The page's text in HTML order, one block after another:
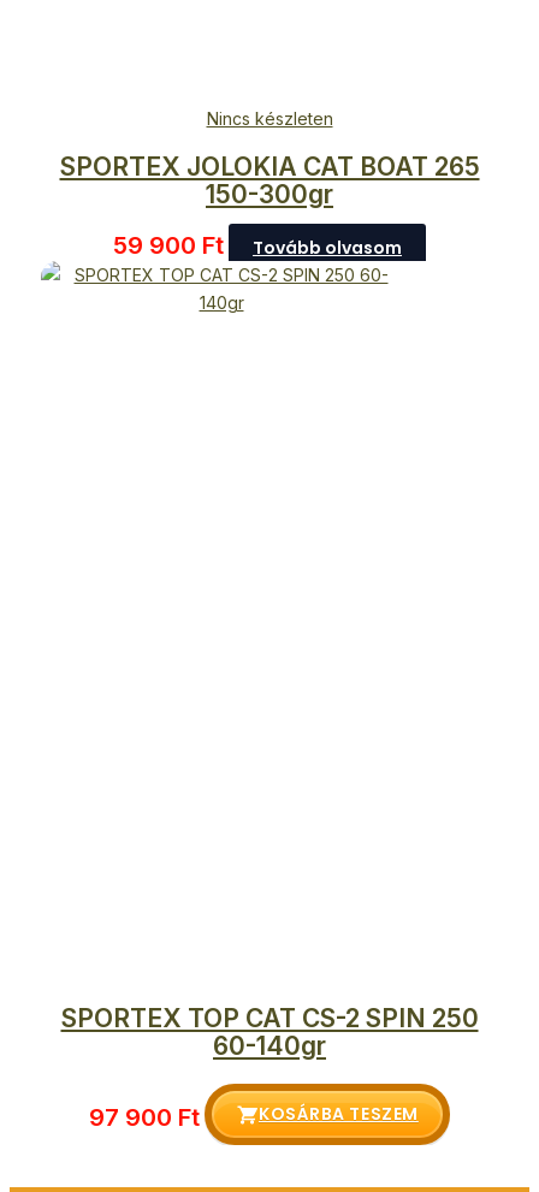
Nincs készleten
SPORTEX JOLOKIA CAT BOAT 265
150-300gr
59 900 Ft Tovább olvasom
SPORTEX TOP CAT CS-2 SPIN 250
60-140gr
97 900 Ft KOSÁRBA TESZEM